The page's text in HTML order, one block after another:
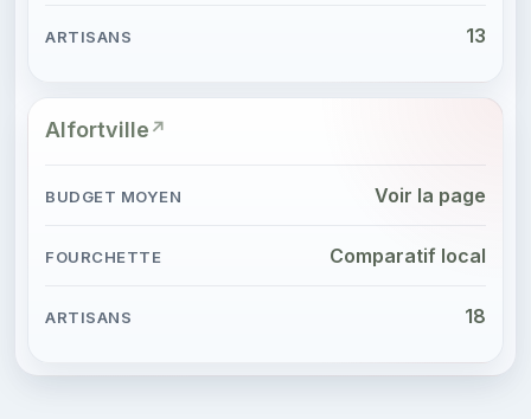
13
Alfortville
Voir la page
Comparatif local
18